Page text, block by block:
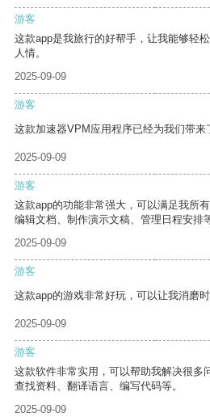
游客
这款app是我旅行的好帮手，让我能够轻
人情。
2025-09-09
游客
这款加速器VPM应用程序已经为我们带来
2025-09-09
游客
这款app的功能非常强大，可以满足我所
编辑文档、制作演示文稿、管理日程安排
2025-09-09
游客
这款app的游戏非常好玩，可以让我消磨时
2025-09-09
游客
这款软件非常实用，可以帮助我解决很多
查找资料、翻译语言、编写代码等。
2025-09-09